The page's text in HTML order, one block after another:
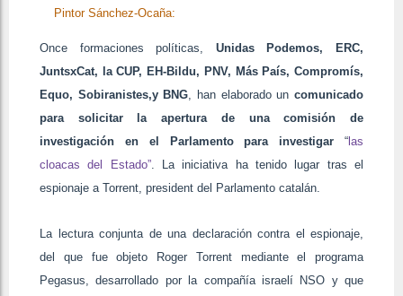
Pintor Sánchez-Ocaña:
Once formaciones políticas, Unidas Podemos, ERC,
JuntsxCat, la CUP, EH-Bildu, PNV, Más País, Compromís,
Equo, Sobiranistes,y BNG, han elaborado uncomunicado
para solicitar la apertura de una comisión de
investigación en el Parlamento para investigar “ las
cloacas del Estado”. La iniciativa ha tenido lugar tras el
espionaje a Torrent, president del Parlamento catalán.
La lectura conjunta de una declaración contra el espionaje,
del que fue objeto Roger Torrent mediante el programa
Pegasus, desarrollado por la compañía israelí NSO y que